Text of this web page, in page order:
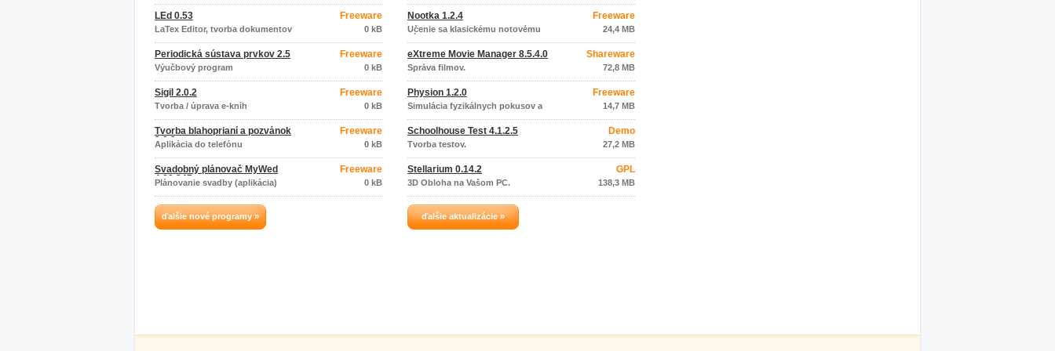
LEd 0.53
LaTex Editor, tvorba dokumentov
Freeware
0 kB
Periodická sústava prvkov 2.5
Výučbový program
Freeware
0 kB
Sigil 2.0.2
Tvorba / úprava e-kníh
Freeware
0 kB
Tvorba blahoprianí a pozvánok
2.0.2
Aplikácia do telefónu
Freeware
0 kB
Svadobný plánovač MyWed
4.09.347
Plánovanie svadby (aplikácia)
Freeware
0 kB
ďalšie nové programy »
Nootka 1.2.4
Učenie sa klasickému notovému
zápisu - gitara.
Freeware
24,4 MB
eXtreme Movie Manager 8.5.4.0
Správa filmov.
Shareware
72,8 MB
Physion 1.2.0
Simulácia fyzikálnych pokusov a
Freeware
14,7 MB
Schoolhouse Test 4.1.2.5
Tvorba testov.
Demo
27,2 MB
Stellarium 0.14.2
3D Obloha na Vašom PC.
GPL
138,3 MB
ďalšie aktualizácie »